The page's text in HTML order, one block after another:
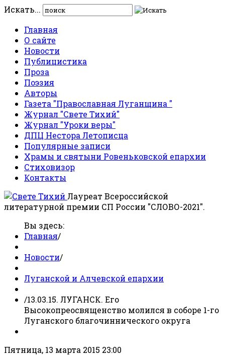
Искать...
Главная
О сайте
Новости
Публицистика
Проза
Поэзия
Авторы
Газета "Православная Луганщина "
Журнал "Свете Тихий"
Журнал "Уроки веры"
ДПЦ Нестора Летописца
Популярные записи
Храмы и святыни Ровеньковской епархии
Стиховизор
Контакты
Лауреат Всероссийской
литературной премии СП России "СЛОВО-2021".
Вы здесь:
Главная/
Новости/
Луганской и Алчевской епархии
/13.03.15. ЛУГАНСК. Его
Высокопреосвященство молился в соборе 1-го
Луганского благочиннического округа
Пятница, 13 марта 2015 23:00